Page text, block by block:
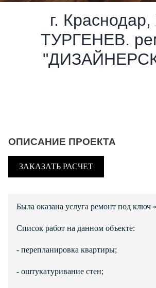
г.
ТУРГЕНЕВ.
ОПИСАНИЕ ПРОЕКТА
ЗАКАЗАТЬ РАСЧЕТ
Была оказана услуга ремонт под ключ
Список работ на данном объекте:
- перепланировка квартиры;
- оштукатуривание стен;